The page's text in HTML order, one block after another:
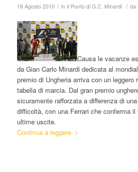
18 Agosto 2010 / in Il Punto di G.C. Minardi / da
Causa le vacanze
da Gian Carlo Minardi dedicata al
premio di Ungheria arriva con un leggero
tabella di marcia. Dal gran premio
sicuramente rafforzata a differenza di
difficoltà, con una Ferrari che conferma
ultime uscite.
Continua a leggere